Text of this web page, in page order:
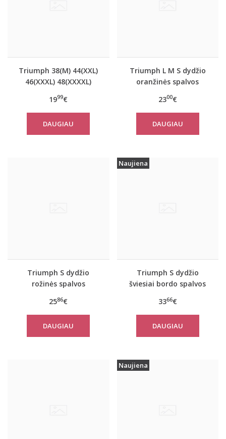
Triumph 38(M) 44(XXL)
46(XXXL) 48(XXXXL)
spalvos marškinėliai Be
Pure Shirt 02
1999€
DAUGIAU
Triumph L M S dydžio
oranžinės spalvos
marškinėliai women
move FLOW LIGHT Tank
Top
2300€
DAUGIAU
Triumph S dydžio
rožinės spalvos
marškinėliai women
move FLEX Tank
2586€
DAUGIAU
Naujiena
Triumph S dydžio
šviesiai bordo spalvos
marškinėliai women
move FLOW Tank Top
3366€
DAUGIAU
Naujiena